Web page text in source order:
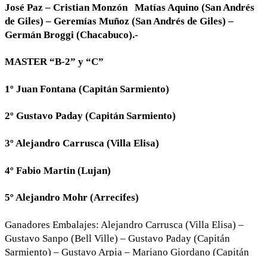
José Paz – Cristian Monzón Matías Aquino (San Andrés
de Giles) – Geremías Muñoz (San Andrés de Giles) –
Germán Broggi (Chacabuco).-
MASTER “B-2” y “C”
1º Juan Fontana (Capitán Sarmiento)
2º Gustavo Paday (Capitán Sarmiento)
3º Alejandro Carrusca (Villa Elisa)
4º Fabio Martin (Lujan)
5º Alejandro Mohr (Arrecifes)
Ganadores Embalajes: Alejandro Carrusca (Villa Elisa) –
Gustavo Sanpo (Bell Ville) – Gustavo Paday (Capitán
Sarmiento) – Gustavo Arpia – Mariano Giordano (Capitán